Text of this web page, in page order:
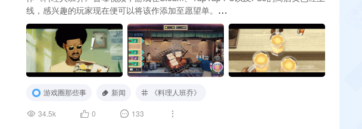
线，感兴趣的玩家现在便可以将该作添加至愿望单。
《料理人班乔》是一款主
游戏圈那些事 新闻 《料理人班乔》
34.5k 0 133